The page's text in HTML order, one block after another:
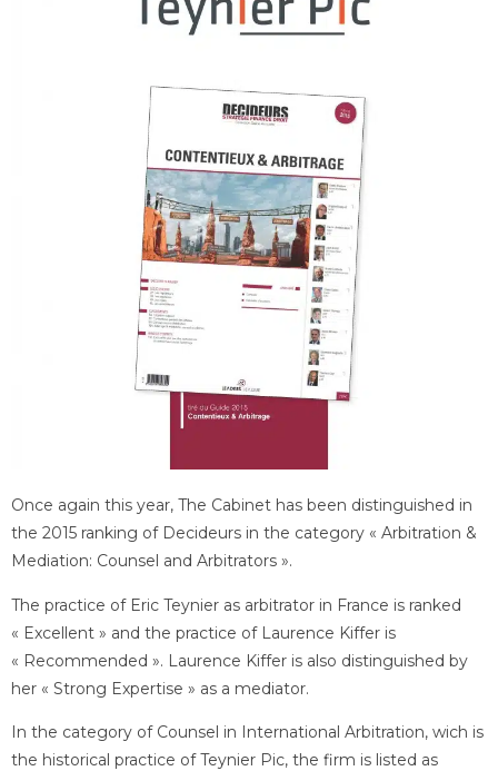
Once again this year, The Cabinet has been distinguished in
the 2015 ranking of Decideurs in the category « Arbitration &
Mediation: Counsel and Arbitrators ».
The practice of Eric Teynier as arbitrator in France is ranked
« Excellent » and the practice of Laurence Kiffer is
« Recommended ». Laurence Kiffer is also distinguished by
her « Strong Expertise » as a mediator.
In the category of Counsel in International Arbitration, wich is
the historical practice of Teynier Pic, the firm is listed as